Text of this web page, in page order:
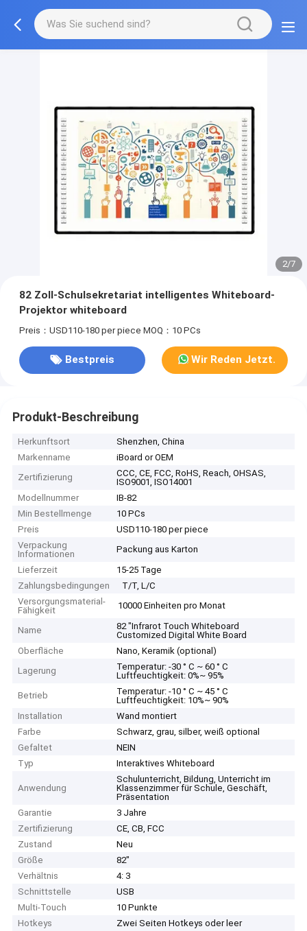
2/7
82 Zoll-Schulsekretariat intelligentes Whiteboard-
Projektor whiteboard
Preis：USD110-180 per piece MOQ：10 PCs
Bestpreis Wir Reden Jetzt.
Produkt-Beschreibung
Herkunftsort
Shenzhen, China
Markenname
iBoard or OEM
Zertifizierung
CCC, CE, FCC, RoHS, Reach, OHSAS,
ISO9001, ISO14001
Modellnummer
IB-82
Min Bestellmenge
10 PCs
Preis
USD110-180 per piece
Verpackung
Informationen
Packung aus Karton
Lieferzeit
15-25 Tage
Zahlungsbedingungen
T/T, L/C
Versorgungsmaterial-
Fähigkeit
10000 Einheiten pro Monat
Name
82 "Infrarot Touch Whiteboard
Customized Digital White Board
Oberfläche
Nano, Keramik (optional)
Lagerung
Temperatur: -30 ° C ~ 60 ° C
Luftfeuchtigkeit: 0%~ 95%
Betrieb
Temperatur: -10 ° C ~ 45 ° C
Luftfeuchtigkeit: 10%~ 90%
Installation
Wand montiert
Farbe
Schwarz, grau, silber, weiß optional
Gefaltet
NEIN
Typ
Interaktives Whiteboard
Anwendung
Schulunterricht, Bildung, Unterricht im
Klassenzimmer für Schule, Geschäft,
Präsentation
Garantie
3 Jahre
Zertifizierung
CE, CB, FCC
Zustand
Neu
Größe
82"
Verhältnis
4: 3
Schnittstelle
USB
Multi-Touch
10 Punkte
Hotkeys
Zwei Seiten Hotkeys oder leer